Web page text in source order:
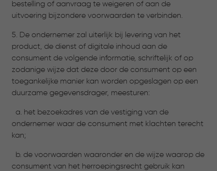
bestelling of aanvraag te weigeren of aan de
uitvoering bijzondere voorwaarden te verbinden.
5. De ondernemer zal uiterlijk bij levering van het
product, de dienst of digitale inhoud aan de
consument de volgende informatie, schriftelijk of op
zodanige wijze dat deze door de consument op een
toegankelijke manier kan worden opgeslagen op een
duurzame gegevensdrager, meesturen:
a. het bezoekadres van de vestiging van de
ondernemer waar de consument met klachten terecht
kan;
b. de voorwaarden waaronder en de wijze waarop de
consument van het herroepingsrecht gebruik kan